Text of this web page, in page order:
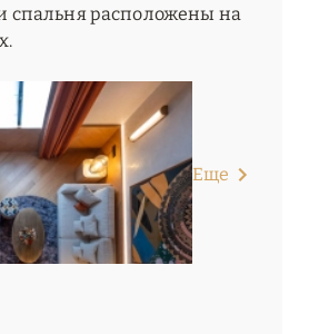
спальня расположены на
Еще